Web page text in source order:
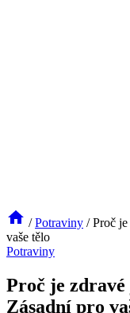
/ Potraviny / Proč
vaše tělo
Potraviny
Proč je zdravé
Zásadní pro